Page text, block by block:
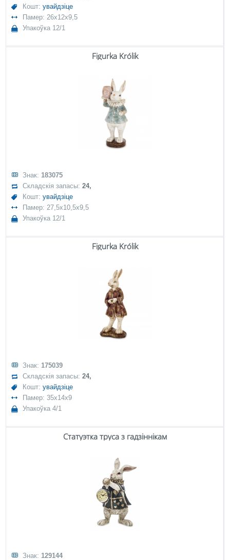
Кошт:увайдзіце
Памер: 26x12x9,5
Упакоўка 12/1
Figurka Królik
Знак: 183075
Складскія запасы:24,
Кошт:увайдзіце
Памер: 27,5x10,5x9,5
Упакоўка 12/1
Figurka Królik
Знак: 175039
Складскія запасы:24,
Кошт:увайдзіце
Памер: 35x14x9
Упакоўка 4/1
Статуэтка труса з гадзіннікам
Знак: 129144